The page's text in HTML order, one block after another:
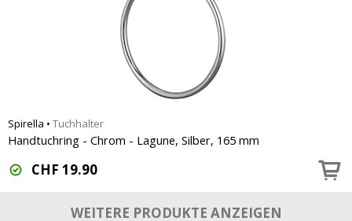
Spirella • Tuchhalter
Handtuchring - Chrom - Lagune, Silber, 165 mm
CHF 19.90
WEITERE PRODUKTE ANZEIGEN